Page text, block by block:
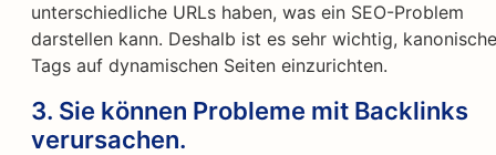
unterschiedliche URLs haben, was ein SEO-Problem
darstellen kann. Deshalb ist es sehr wichtig, kanonische
Tags auf dynamischen Seiten einzurichten.
3. Sie können Probleme mit Backlinks
verursachen.